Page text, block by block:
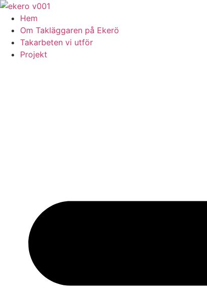
Skip
content
Hem
Om Takläggaren på Ekerö
Takarbeten vi utför
Projekt